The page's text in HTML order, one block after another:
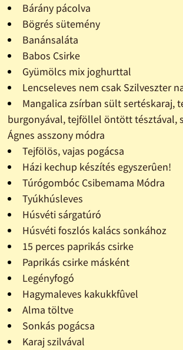
Bárány pácolva
Bögrés sütemény
Banánsaláta
Babos Csirke
Gyümölcs mix joghurttal
Lencseleves nem csak Szilveszter
Mangalica zsírban sült sertéskaraj,
burgonyával, tejföllel öntött tésztával,
Ágnes asszony módra
Tejfölös, vajas pogácsa
Házi kechup készítés egyszerûen!
Túrógombóc Csibemama Módra
Tyúkhúsleves
Húsvéti sárgatúró
Húsvéti foszlós kalács sonkához
15 perces paprikás csirke
Paprikás csirke másként
Legényfogó
Hagymaleves kakukkfûvel
Alma töltve
Sonkás pogácsa
Karaj szilvával